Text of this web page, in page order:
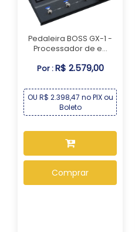
Pedaleira BOSS GX-1 -
Processador de e...
Por :R$ 2.579,00
OU R$ 2.398,47 no PIX ou
Boleto
Comprar